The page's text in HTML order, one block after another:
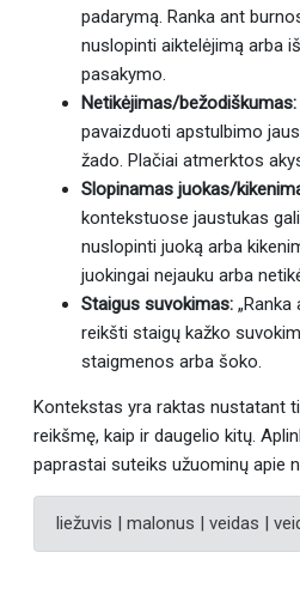
padarymą. Ranka ant
nuslopinti aiktelėjimą arba
pasakymo.
Netikėjimas/bežodiškumas:
pavaizduoti apstulbimo
žado. Plačiai atmerktos
Slopinamas juokas/
kontekstuose jaustukas
nuslopinti juoką arba
juokingai nejauku arba
Staigus suvokimas:
reikšti staigų kažko
staigmenos arba šoko.
Kontekstas yra raktas nustatant
reikšmę, kaip ir daugelio kitų.
paprastai suteiks užuominų apie
liežuvis | malonus | veidas |